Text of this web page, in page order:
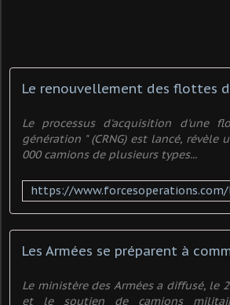
Le processus d'acquisition d'une
génération " (CRNG) est lancé,
000 camions de plusieurs types...
Le ministère des Armées a diffusé, le
et le soutien de camions